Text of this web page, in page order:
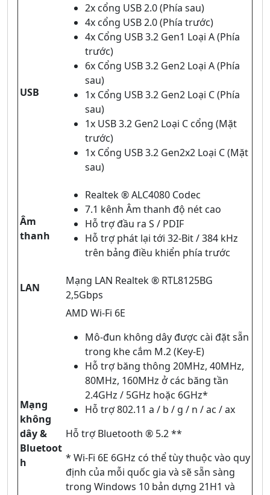
USB
2x cổng USB 2.0 (Phía sau)
4x cổng USB 2.0 (Phía trước)
4x Cổng USB 3.2 Gen1 Loại A (Phía
trước)
6x Cổng USB 3.2 Gen2 Loại A (Phía
sau)
1x Cổng USB 3.2 Gen2 Loại C (Phía
sau)
1x USB 3.2 Gen2 Loại C cổng (Mặt
trước)
1x Cổng USB 3.2 Gen2x2 Loại C (Mặt
sau)
Âm
thanh
Realtek ® ALC4080 Codec
7.1 kênh Âm thanh độ nét cao
Hỗ trợ đầu ra S / PDIF
Hỗ trợ phát lại tới 32-Bit / 384 kHz
trên bảng điều khiển phía trước
LAN
Mạng LAN Realtek ® RTL8125BG
2,5Gbps
Mạng
không
dây &
Bluetoot
h
AMD Wi-Fi 6E
Mô-đun không dây được cài đặt sẵn
trong khe cắm M.2 (Key-E)
Hỗ trợ băng thông 20MHz, 40MHz,
80MHz, 160MHz ở các băng tần
2.4GHz / 5GHz hoặc 6GHz*
Hỗ trợ 802.11 a / b / g / n / ac / ax
Hỗ trợ Bluetooth ® 5.2 **
* Wi-Fi 6E 6GHz có thể tùy thuộc vào quy
định của mỗi quốc gia và sẽ sẵn sàng
trong Windows 10 bản dựng 21H1 và